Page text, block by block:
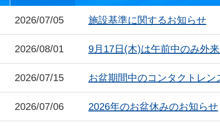
2026/07/05 施設基準に関するお知らせ
2026/08/01 9月17日(木)は午前中のみ外
2026/07/15 お盆期間中のコンタクトレン
2026/07/06 2026年のお盆休みのお知らせ